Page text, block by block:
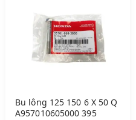
Bu lông 125 150 6 X 50 Q
A957010605000 395